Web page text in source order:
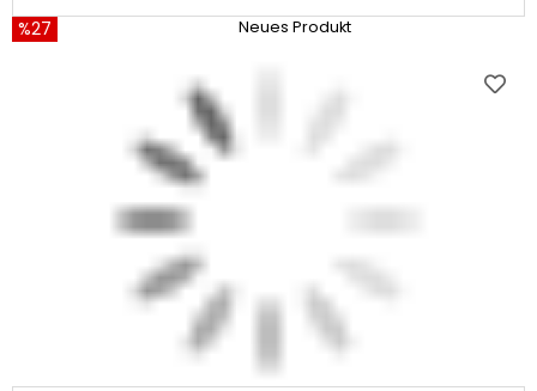
%27 Neues Produkt